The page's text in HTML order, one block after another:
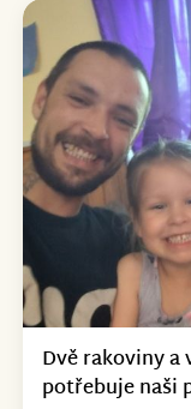
Dvě rakoviny a
potřebuje naši